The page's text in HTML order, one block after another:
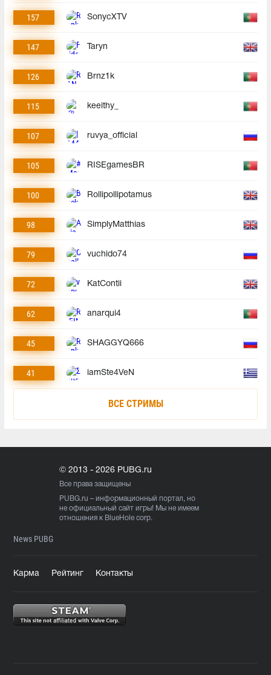
157 SonycXTV
147 Taryn
126 Brnz1k
115 keeithy_
107 ruvya_official
105 RISEgamesBR
100 Rollipollipotamus
98 SimplyMatthias
79 vuchido74
72 KatContii
62 anarqui4
45 SHAGGYQ666
41 iamSte4VeN
ВСЕ СТРИМЫ
© 2013 - 2026 PUBG.ru
Все права защищены
PUBG.ru – информационный портал, но
не официальный сайт игры! Мы не имеем
отношения к BlueHole corp.
News PUBG
Карма Рейтинг Контакты